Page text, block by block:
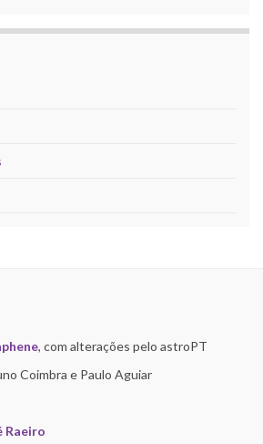
, com alterações pelo astroPT
Coimbra e Paulo Aguiar
Raeiro